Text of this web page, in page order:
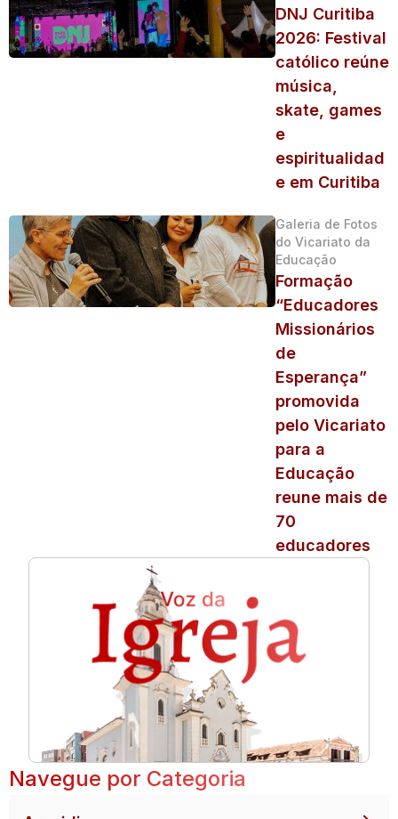
DNJ Curitiba
2026: Festival
católico reúne
música,
skate, games
e
espiritualidad
e em Curitiba
Galeria de Fotos
do Vicariato da
Educação
Formação
“Educadores
Missionários
de
Esperança”
promovida
pelo Vicariato
para a
Educação
reune mais de
70
educadores
Navegue por Categoria